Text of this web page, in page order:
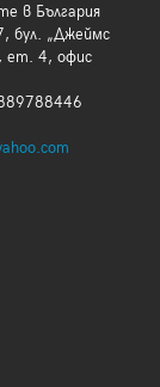
в България
бул. „Джеймс
ет. 4, офис